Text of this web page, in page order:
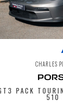
CHARLES
PACK
510